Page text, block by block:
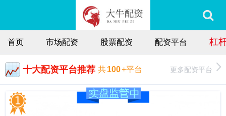
首页 市场配资 股票配资 配资平台 杠
十大配资平台推荐 共100+平台 更多配资平台